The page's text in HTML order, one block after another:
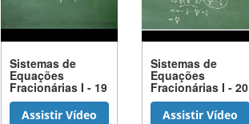
Sistemas de
Equações
Fracionárias I - 19
Assistir Vídeo
Sistemas de
Equações
Fracionárias I - 20
Assistir Vídeo